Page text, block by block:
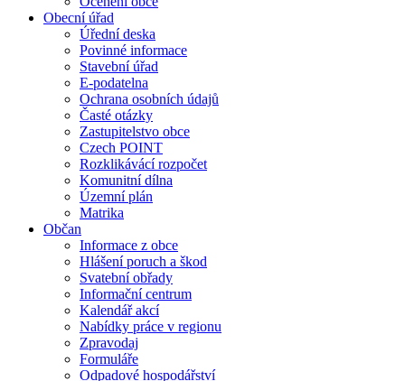
Obecní úřad
Úřední deska
Povinné informace
Stavební úřad
E-podatelna
Ochrana osobních údajů
Časté otázky
Zastupitelstvo obce
Czech POINT
Rozklikávácí rozpočet
Komunitní dílna
Územní plán
Matrika
Občan
Informace z obce
Hlášení poruch a škod
Svatební obřady
Informační centrum
Kalendář akcí
Nabídky práce v regionu
Zpravodaj
Formuláře
Odpadové hospodářství